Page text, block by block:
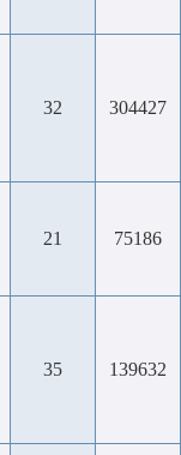
32 304427
21 75186
35 139632